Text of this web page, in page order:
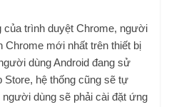
của trình duyệt Chrome, người
Chrome mới nhất trên thiết bị
dùng Android đang sử
Store, hệ thống cũng sẽ tự
dùng sẽ phải cài đặt ứng